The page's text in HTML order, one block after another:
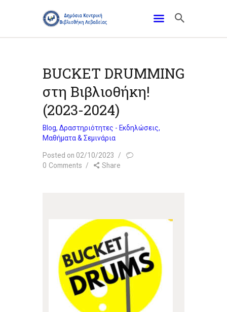
BUCKET DRUMMING
στη Βιβλιοθήκη!
(2023-2024)
Blog, Δραστηριότητες - Εκδηλώσεις,
Μαθήματα & Σεμινάρια
Posted on 02/10/2023
0 Comments Share